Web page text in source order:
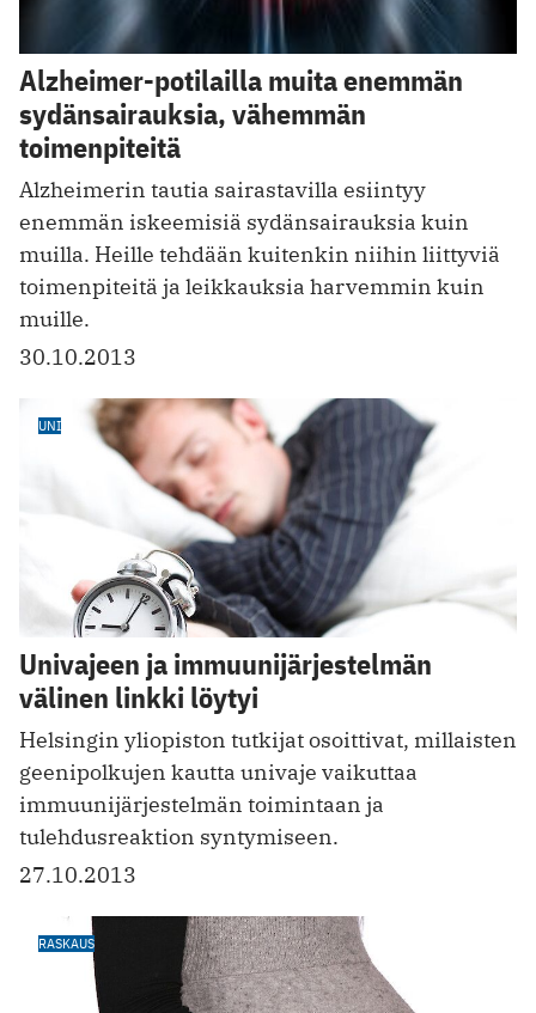
Alzheimer-potilailla muita enemmän
sydänsairauksia, vähemmän
toimenpiteitä
Alzheimerin tautia sairastavilla esiintyy
enemmän iskeemisiä sydänsairauksia kuin
muilla. Heille tehdään kuitenkin niihin liittyviä
toimenpiteitä ja leikkauksia harvemmin kuin
muille.
30.10.2013
UNI
Univajeen ja immuunijärjestelmän
välinen linkki löytyi
Helsingin yliopiston tutkijat osoittivat, millaisten
geenipolkujen kautta univaje vaikuttaa
immuunijärjestelmän toimintaan ja
tulehdusreaktion syntymiseen.
27.10.2013
RASKAUS